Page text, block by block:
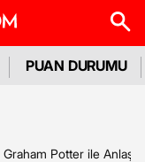
PUAN DURUMU
Potter ile Anlaştı